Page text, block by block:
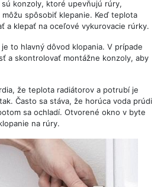
konzoly, ktoré upevňujú rúry,
spôsobiť klepanie. Keď teplota
a klepať na oceľové vykurovacie rúrky.
to hlavný dôvod klopania. V prípade
a skontrolovať montážne konzoly, aby
že teplota radiátorov a potrubí je
Často sa stáva, že horúca voda prúdi
sa ochladí. Otvorené okno v byte
na rúry.